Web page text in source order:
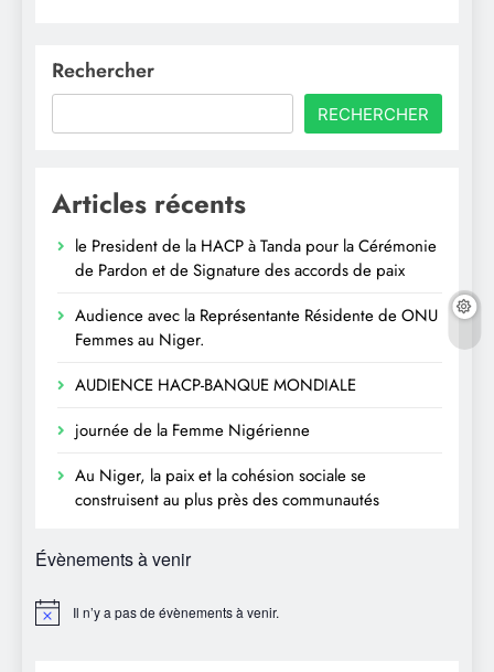
Rechercher
RECHERCHER
Articles récents
le President de la HACP à Tanda pour la Cérémonie
de Pardon et de Signature des accords de paix
Audience avec la Représentante Résidente de ONU
Femmes au Niger.
AUDIENCE HACP-BANQUE MONDIALE
journée de la Femme Nigérienne
Au Niger, la paix et la cohésion sociale se
construisent au plus près des communautés
Évènements à venir
Il n’y a pas de évènements à venir.